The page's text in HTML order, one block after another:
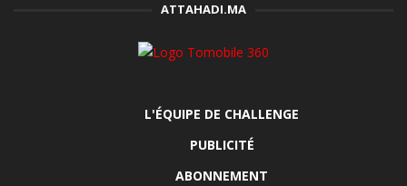
ATTAHADI.MA
L'ÉQUIPE DE CHALLENGE
PUBLICITÉ
ABONNEMENT